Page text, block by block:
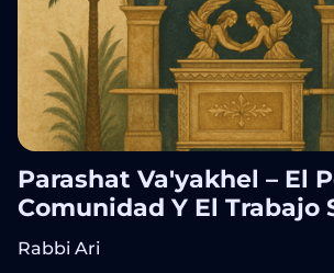
Parashat Va'yakhel – El
Comunidad Y El Trabajo
Rabbi Ari